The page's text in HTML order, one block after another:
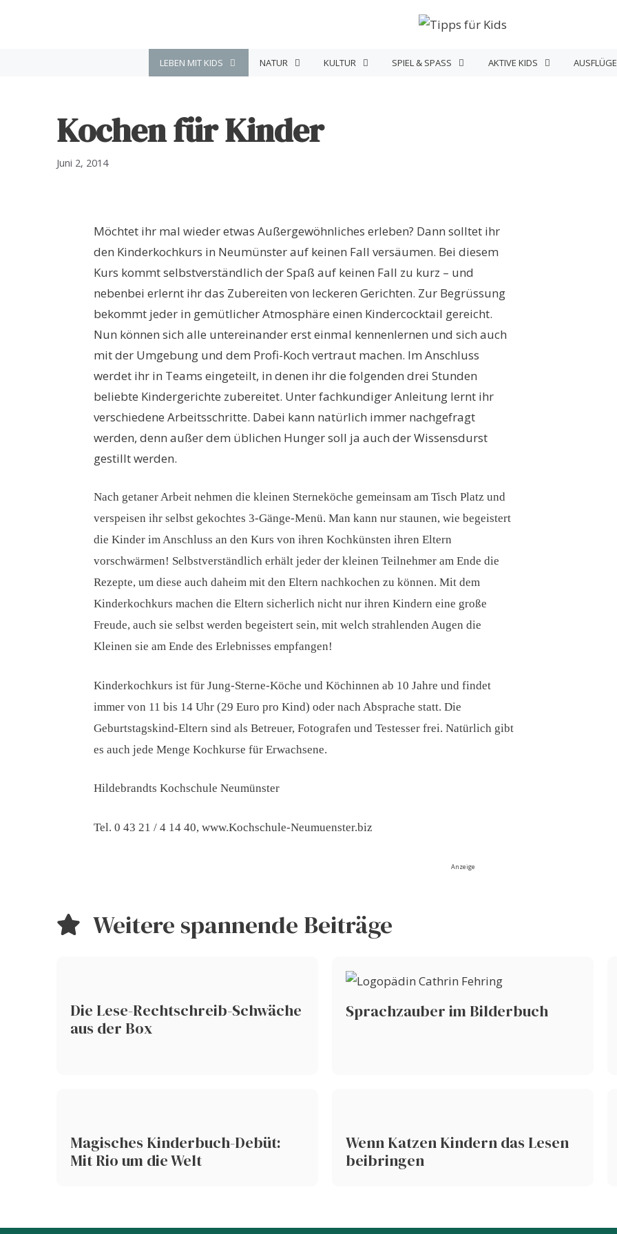
LEBEN MIT KIDS NATUR KULTUR SPIEL & SPASS AKTIVE KIDS
Kochen für Kinder
Juni 2, 2014
Möchtet ihr mal wieder etwas Außergewöhnliches erleben? Dann solltet ihr
den Kinderkochkurs in Neumünster auf keinen Fall versäumen. Bei diesem
Kurs kommt selbstverständlich der Spaß auf keinen Fall zu kurz – und
nebenbei erlernt ihr das Zubereiten von leckeren Gerichten. Zur Begrüssung
bekommt jeder in gemütlicher Atmosphäre einen Kindercocktail gereicht.
Nun können sich alle untereinander erst einmal kennenlernen und sich auch
mit der Umgebung und dem Profi-Koch vertraut machen. Im Anschluss
werdet ihr in Teams eingeteilt, in denen ihr die folgenden drei Stunden
beliebte Kindergerichte zubereitet. Unter fachkundiger Anleitung lernt ihr
verschiedene Arbeitsschritte. Dabei kann natürlich immer nachgefragt
werden, denn außer dem üblichen Hunger soll ja auch der Wissensdurst
gestillt werden.
Nach getaner Arbeit nehmen die kleinen Sterneköche gemeinsam am Tisch Platz und
verspeisen ihr selbst gekochtes 3-Gänge-Menü. Man kann nur staunen, wie begeistert
die Kinder im Anschluss an den Kurs von ihren Kochkünsten ihren Eltern
vorschwärmen! Selbstverständlich erhält jeder der kleinen Teilnehmer am Ende die
Rezepte, um diese auch daheim mit den Eltern nachkochen zu können. Mit dem
Kinderkochkurs machen die Eltern sicherlich nicht nur ihren Kindern eine große
Freude, auch sie selbst werden begeistert sein, mit welch strahlenden Augen die
Kleinen sie am Ende des Erlebnisses empfangen!
Kinderkochkurs ist für Jung-Sterne-Köche und Köchinnen ab 10 Jahre und findet
immer von 11 bis 14 Uhr (29 Euro pro Kind) oder nach Absprache statt. Die
Geburtstagskind-Eltern sind als Betreuer, Fotografen und Testesser frei. Natürlich gibt
es auch jede Menge Kochkurse für Erwachsene.
Hildebrandts Kochschule Neumünster
Tel. 0 43 21 / 4 14 40, www.Kochschule-Neumuenster.biz
Anzeige
Weitere spannende Beiträge
Die Lese-Rechtschreib-Schwäche
aus der Box
Sprachzauber im Bilderbuch
Magisches Kinderbuch-Debüt:
Mit Rio um die Welt
Wenn Katzen Kindern das Lesen
beibringen